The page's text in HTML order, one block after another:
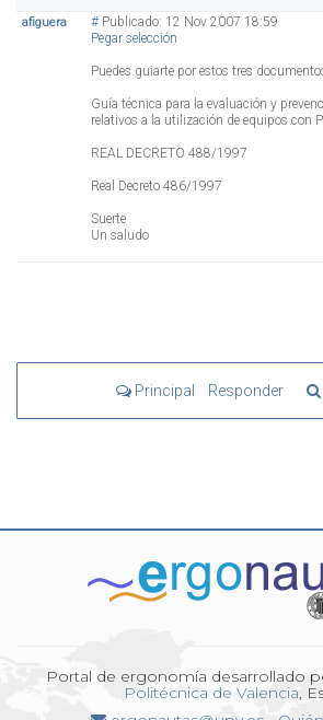
afiguera # Publicado: 12 Nov 2007 18:59
Pegar selección
Puedes guiarte por estos tres
Guía técnica para la evaluación y
relativos a la utilización de equipos con
REAL DECRETO 488/1997
Real Decreto 486/1997
Suerte
Un saludo
Principal Responder
Portal de ergonomía desarrollado
Politécnica de Valencia,